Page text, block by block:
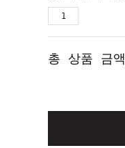
총 상품 금액